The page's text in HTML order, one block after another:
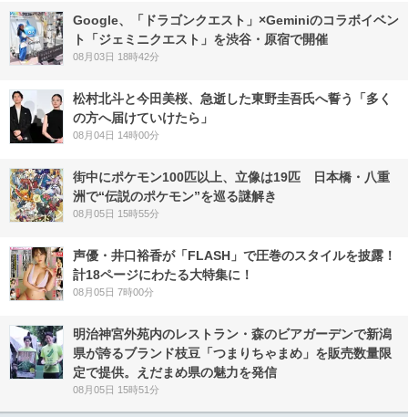
Google、「ドラゴンクエスト」×Geminiのコラボイベン
ト「ジェミニクエスト」を渋谷・原宿で開催
08月03日 18時42分
松村北斗と今田美桜、急逝した東野圭吾氏へ誓う「多く
の方へ届けていけたら」
08月04日 14時00分
街中にポケモン100匹以上、立像は19匹 日本橋・八重
洲で“伝説のポケモン”を巡る謎解き
08月05日 15時55分
声優・井口裕香が「FLASH」で圧巻のスタイルを披露！
計18ページにわたる大特集に！
08月05日 7時00分
明治神宮外苑内のレストラン・森のビアガーデンで新潟
県が誇るブランド枝豆「つまりちゃまめ」を販売数量限
定で提供。えだまめ県の魅力を発信
08月05日 15時51分